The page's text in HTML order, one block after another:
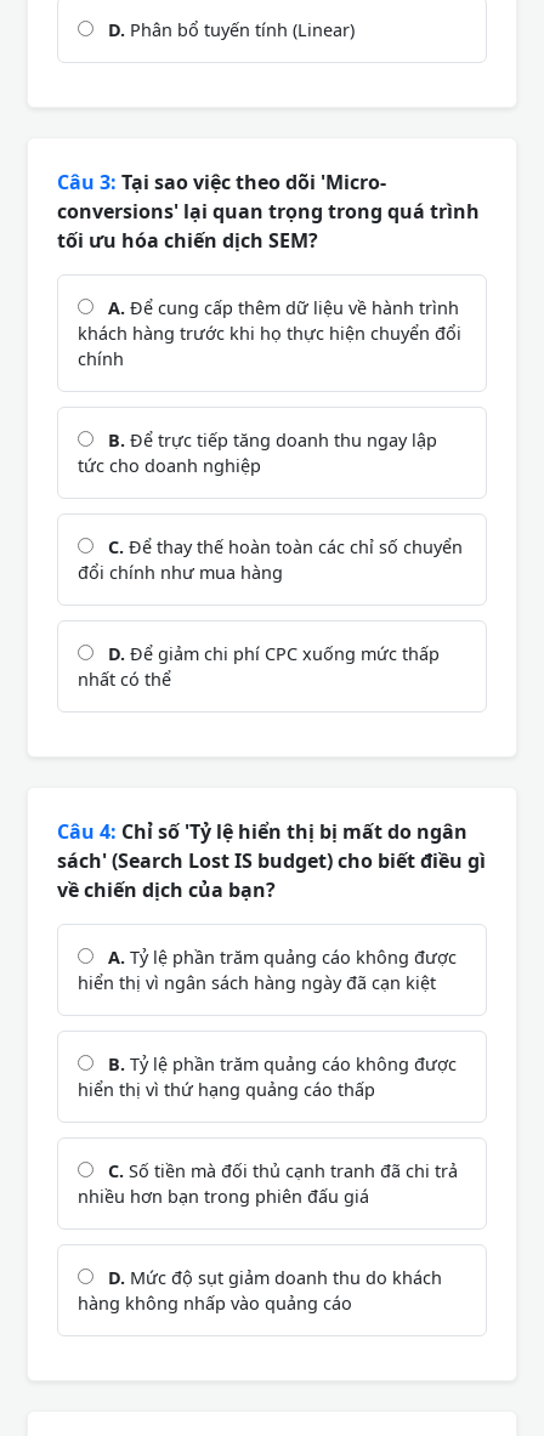
D. Phân bổ tuyến tính (Linear)
Câu 3: Tại sao việc theo dõi 'Micro-
conversions' lại quan trọng trong quá trình
tối ưu hóa chiến dịch SEM?
A. Để cung cấp thêm dữ liệu về hành trình
khách hàng trước khi họ thực hiện chuyển đổi
chính
B. Để trực tiếp tăng doanh thu ngay lập
tức cho doanh nghiệp
C. Để thay thế hoàn toàn các chỉ số chuyển
đổi chính như mua hàng
D. Để giảm chi phí CPC xuống mức thấp
nhất có thể
Câu 4: Chỉ số 'Tỷ lệ hiển thị bị mất do ngân
sách' (Search Lost IS budget) cho biết điều gì
về chiến dịch của bạn?
A. Tỷ lệ phần trăm quảng cáo không được
hiển thị vì ngân sách hàng ngày đã cạn kiệt
B. Tỷ lệ phần trăm quảng cáo không được
hiển thị vì thứ hạng quảng cáo thấp
C. Số tiền mà đối thủ cạnh tranh đã chi trả
nhiều hơn bạn trong phiên đấu giá
D. Mức độ sụt giảm doanh thu do khách
hàng không nhấp vào quảng cáo